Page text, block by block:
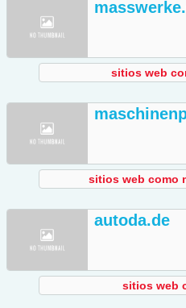
sitios web
sitios web como
autoda.de
sitios web